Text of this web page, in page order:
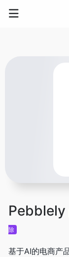
Pebblely
除
基于AI的电商产